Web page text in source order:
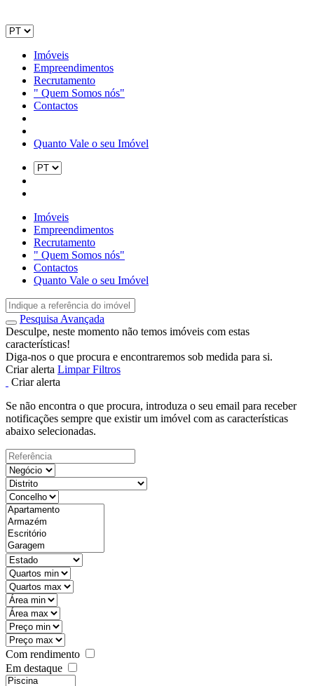
Imóveis
Empreendimentos
Recrutamento
" Quem Somos nós"
Contactos
Quanto Vale o seu Imóvel
Imóveis
Empreendimentos
Recrutamento
" Quem Somos nós"
Contactos
Quanto Vale o seu Imóvel
Pesquisa Avançada
Desculpe, neste momento não temos imóveis com estas
características!
Diga-nos o que procura e encontraremos sob medida para si.
Criar alerta Limpar Filtros
Criar alerta
Se não encontra o que procura, introduza o seu email para receber
notificações sempre que existir um imóvel com as características
abaixo selecionadas.
Com rendimento
Em destaque